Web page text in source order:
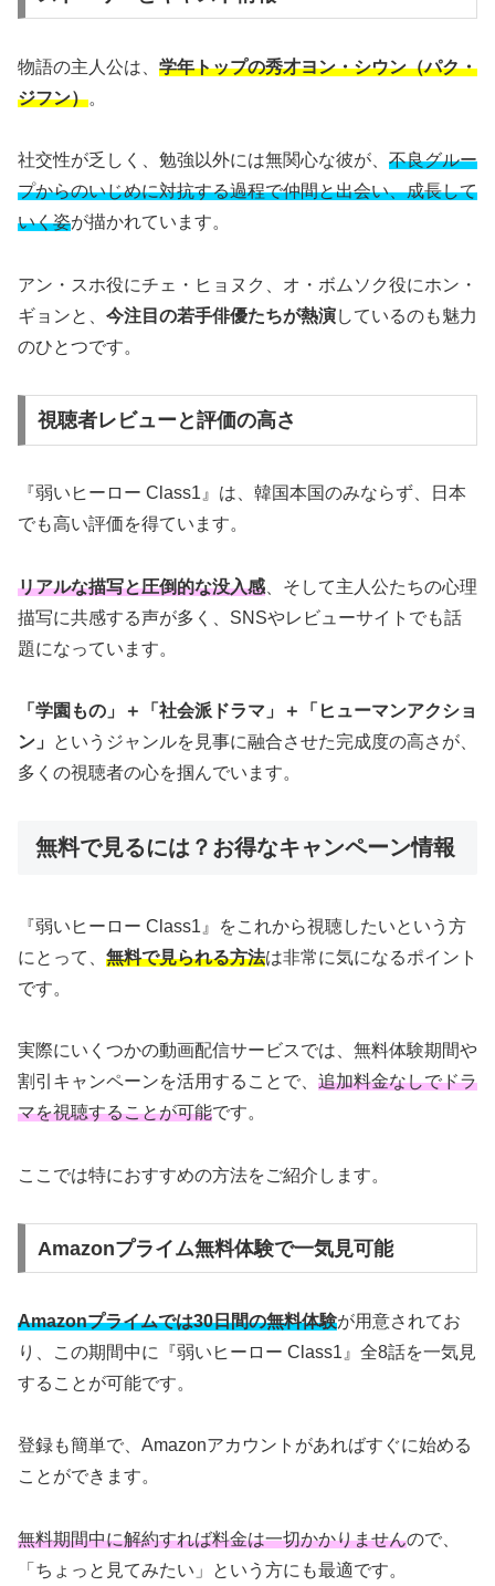
物語の主人公は、 学年トップの秀才ヨン・シウン（パク・
ジフン）。
社交性が乏しく、勉強以外には無関心な彼が、 不良グルー
プからのいじめに対抗する過程で仲間と出会い、成長して
いく姿が描かれています。
アン・スホ役にチェ・ヒョヌク、オ・ボムソク役にホン・
ギョンと、 今注目の若手俳優たちが熱演しているのも魅力
のひとつです。
視聴者レビューと評価の高さ
『弱いヒーロー Class1』は、韓国本国のみならず、日本
でも高い評価を得ています。
リアルな描写と圧倒的な没入感 、そして主人公たちの心理
描写に共感する声が多く、SNSやレビューサイトでも話
題になっています。
「学園もの」＋「社会派ドラマ」＋「ヒューマンアクショ
ン」
というジャンルを見事に融合させた完成度の高さが、
多くの視聴者の心を掴んでいます。
無料で見るには？お得なキャンペーン情報
『弱いヒーロー Class1』をこれから視聴したいという方
にとって、 無料で見られる方法は非常に気になるポイント
です。
実際にいくつかの動画配信サービスでは、無料体験期間や
割引キャンペーンを活用することで、 追加料金なしでドラ
マを視聴することが可能です。
ここでは特におすすめの方法をご紹介します。
Amazonプライム無料体験で一気見可能
Amazonプライムでは30日間の無料体験が用意されてお
り、この期間中に『弱いヒーロー Class1』全8話を一気見
することが可能です。
登録も簡単で、Amazonアカウントがあればすぐに始める
ことができます。
無料期間中に解約すれば料金は一切かかりませんので、
「ちょっと見てみたい」という方にも最適です。